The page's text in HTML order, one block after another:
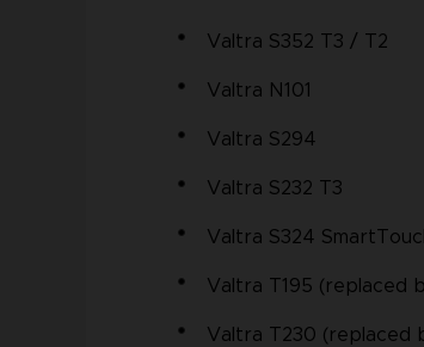
Valtra S352 T3 / T2
Valtra N101
Valtra S294
Valtra S232 T3
Valtra S324
Valtra T195 (replaced
Valtra T230 (replaced